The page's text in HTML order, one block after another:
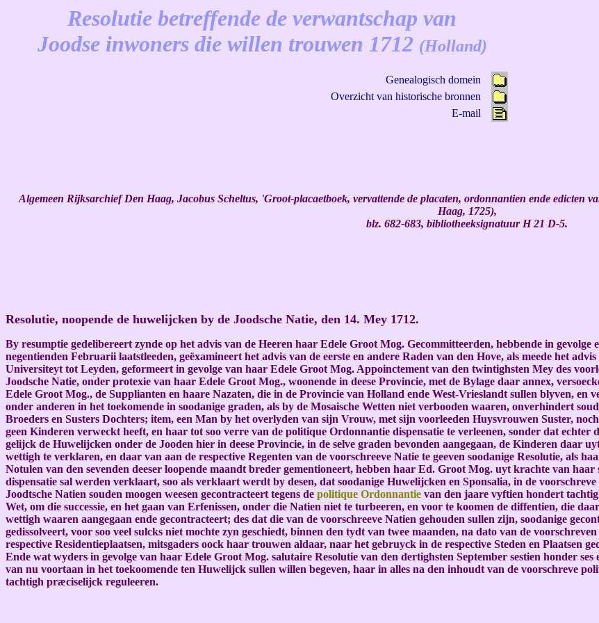
Resolutie betreffende de verwantschap van
Joodse inwoners die willen trouwen 1712 (Holland)
Genealogisch domein
Overzicht van historische bronnen
E-mail
Algemeen Rijksarchief Den Haag, Jacobus Scheltus, 'Groot-placaetboek, vervattende de placaten, ordonnantien ende edicten
Haag, 1725),
blz. 682-683, bibliotheeksignatuur H 21 D-5.
Resolutie, noopende de huwelijcken by de Joodsche Natie, den 14. Mey 1712.
By resumptie gedelibereert zynde op het advis van de Heeren haar Edele Groot Mog. Gecommitteerden, hebbende in
negentienden Februarii laatstleeden, geëxamineert het advis van de eerste en andere Raden van den Hove, als meede het
Universiteyt tot Leyden, geformeert in gevolge van haar Edele Groot Mog. Appoinctement van den twintighsten Mey des
Joodsche Natie, onder protexie van haar Edele Groot Mog., woonende in deese Provincie, met de Bylage daar annex,
Edele Groot Mog., de Supplianten en haare Nazaten, die in de Provincie van Holland ende West-Vrieslandt sullen blyven, en
onder anderen in het toekomende in soodanige graden, als by de Mosaische Wetten niet verbooden waaren, onverhindert
Broeders en Susters Dochters; item, een Man by het overlyden van sijn Vrouw, met sijn voorleeden Huysvrouwen Suster,
geen Kinderen verweckt heeft, en haar tot soo verre van de politique Ordonnantie dispensatie te verleenen, sonder dat echter
gelijck de Huwelijcken onder de Jooden hier in deese Provincie, in de selve graden bevonden aangegaan, de Kinderen daar
wettigh te verklaren, en daar van aan de respective Regenten van de voorschreeve Natie te geeven soodanige Resolutie, als
Notulen van den sevenden deeser loopende maandt breder gementioneert, hebben haar Ed. Groot Mog. uyt krachte van
dispensatie sal werden verklaart, soo als verklaart werdt by desen, dat soodanige Huwelijcken en Sponsalia, in de
Joodtsche Natien souden moogen weesen gecontracteert tegens de politique Ordonnantie van den jaare vyftien hondert
Wet, om die successie, en het gaan van Erfenissen, onder die Natien niet te turbeeren, en voor te koomen de diffentien, die
wettigh waaren aangegaan ende gecontracteert; des dat die van de voorschreeve Natien gehouden sullen zijn, soodanige
gedissolveert, voor soo veel sulcks niet mochte zyn geschiedt, binnen den tydt van twee maanden, na dato van de
respective Residentieplaatsen, mitsgaders oock haar trouwen aldaar, naar het gebruyck in de respective Steden en Plaatsen
Ende wat wyders in gevolge van haar Edele Groot Mog. salutaire Resolutie van den dertighsten September sestien honder
van nu voortaan in het toekoomende ten Huwelijck sullen willen begeven, haar in alles na den inhoudt van de voorschreve
tachtigh præciselijck reguleeren.